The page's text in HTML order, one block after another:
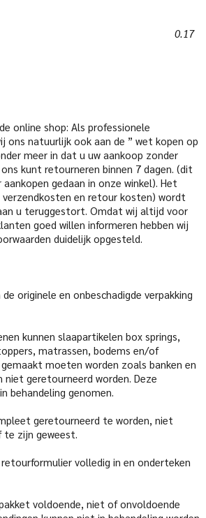
0.17
online shop: Als professionele
ons natuurlijk ook aan de ” wet kopen op
meer in dat u uw aankoop zonder
kunt retourneren binnen 7 dagen. (dit
gedaan in onze winkel). Het
verzendkosten en retour kosten) wordt
u teruggestort. Omdat wij altijd voor
goed willen informeren hebben wij
duidelijk opgesteld.
originele en onbeschadigde verpakking
kunnen slaapartikelen box springs,
matrassen, bodems en/of
moeten worden zoals banken en
geretourneerd worden. Deze
behandeling genomen.
geretourneerd te worden, niet
zijn geweest.
volledig in en onderteken
voldoende, niet of onvoldoende